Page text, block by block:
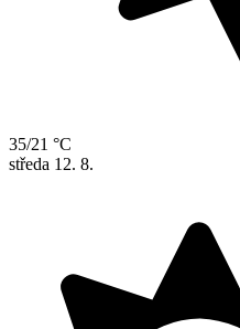
35/21 °C
středa 12. 8.